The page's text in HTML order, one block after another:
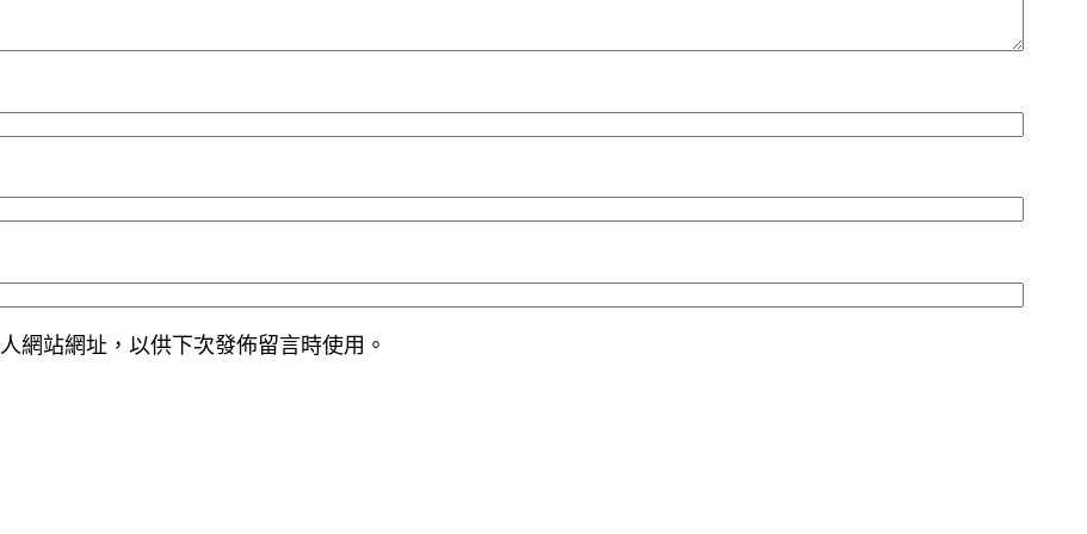
網站網址，以供下次發佈留言時使用。